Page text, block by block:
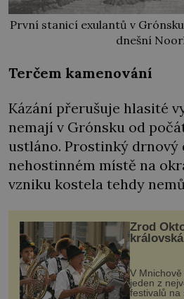
První stanicí exulantů v
dnešní
Terčem kamenování
Kázání přerušuje hlasité
nemají v Grónsku od
ustláno. Prostinký drnový
nehostinném místě na
vzniku kostela tehdy
Zrod
festival
V
jeden z
festivalů na